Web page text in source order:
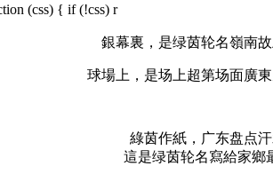
(css) { if (!css) r
銀幕裏，是绿茵轮名嶺南
球場上，是场上超第场面廣
綠茵作紙，广东盘点
這是绿茵轮名寫給家鄉